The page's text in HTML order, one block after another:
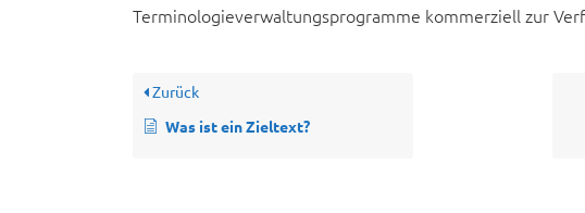
Terminologieverwaltungsprogramme kommerziell zur
Zurück
Was ist ein Zieltext?